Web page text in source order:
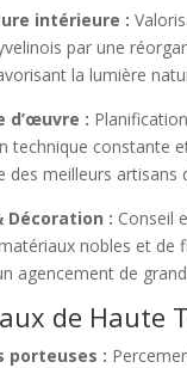
intérieure :
par une
la lumière
d’œuvre :
technique constante
des meilleurs artisans
Décoration : Conseil
nobles et de
agencement de
de Haute
porteuses :